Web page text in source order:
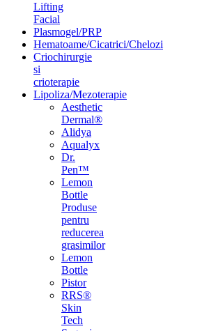
Lifting
Facial
Plasmogel/PRP
Hematoame/Cicatrici/Chelozi
Criochirurgie
si
crioterapie
Lipoliza/Mezoterapie
Aesthetic
Dermal®
Alidya
Aqualyx
Dr.
Pen™
Lemon
Bottle
Produse
pentru
reducerea
grasimilor
Lemon
Bottle
Pistor
RRS®
Skin
Tech